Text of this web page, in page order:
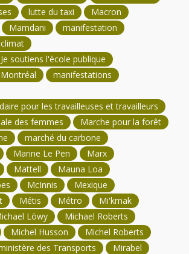
lutte du taxi
Macron
Mamdani
manifestation
soutiens l'école publique
manifestations
pour les travailleuses et travailleurs
des femmes
Marche pour la forêt
marché du carbone
Marine Le Pen
Marx
Mattell
Mauna Loa
McInnis
Mexique
Métis Métro
Mi'kmak
Löwy
Michael Roberts
Michel Husson
Michel Roberts
des Transports
Mirabel